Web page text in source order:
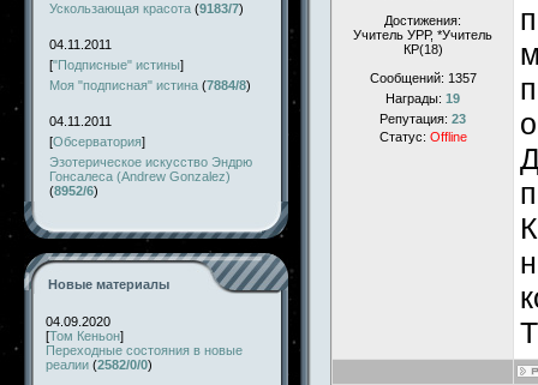
Ускользающая красота (9183/7)
04.11.2011
["Подписные" истины]
Моя "подписная" истина (7884/8)
04.11.2011
[Обсерватория]
Эзотерическое искусство Эндрю
Гонсалеса (Andrew Gonzalez)
(8952/6)
Новые материалы
04.09.2020
[Том Кеньон]
Переходные состояния в новые
реалии (2582/0/0)
Достижения:
Учитель УРР, *Учитель
КР(18)
Сообщений: 1357
Награды: 19
Репутация: 23
Статус: Offline